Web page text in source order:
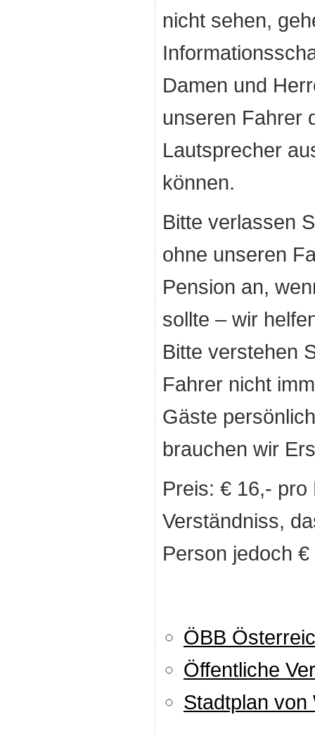
nicht sehen,
Damen und
unseren Fahrer
Lautsprecher
können.
Bitte verlassen
ohne unseren
Pension an,
sollte – wir
Bitte verstehen
Fahrer nicht
Gäste
brauchen wir
Preis: € 16,-
Verständniss,
Person jedoch
ÖBB
Öffentliche
Stadtplan von